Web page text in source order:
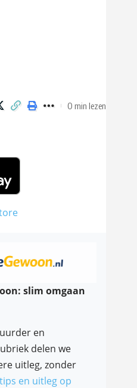
0 min lezen
slim omgaan
en
delen we
uitleg, zonder
en uitleg op